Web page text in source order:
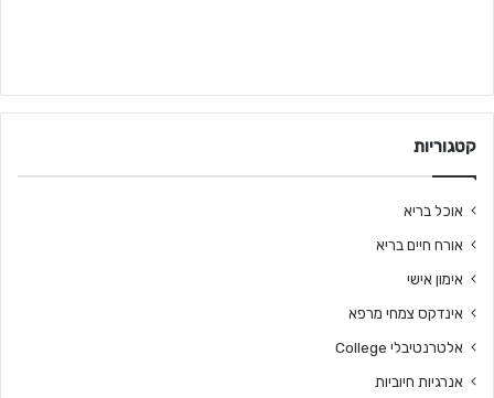
קטגוריות
אוכל בריא
אורח חיים בריא
אימון אישי
אינדקס צמחי מרפא
אלטרנטיבלי College
אנרגיות חיוביות